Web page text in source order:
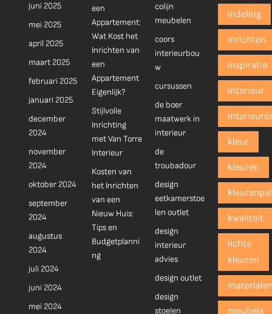
juni 2025
mei 2025
april 2025
maart 2025
februari 2025
januari 2025
december
2024
november
2024
oktober 2024
september
2024
augustus
2024
juli 2024
juni 2024
mei 2024
een
Appartement:
Wat Kost het
Inrichten van
een
Appartement
Eigenlijk?
Stijlvolle
Inrichting
met Van Torre
Interieur
Kosten van
het Inrichten
van een
Nieuw Huis:
Tips en
Budgetplanni
ng
colijn
meubelen
coors
interieurbou
w
cursussen
de boer
maatwerk in
interieur
de
troubadour
design
eetkamerstoe
len outlet
design
interieur
advies
design outlet
design
stoelen
indeling
inrichten
inspiratie
interieur
kleur
kleuren
kwaliteit
lichte
kleuren
meubels